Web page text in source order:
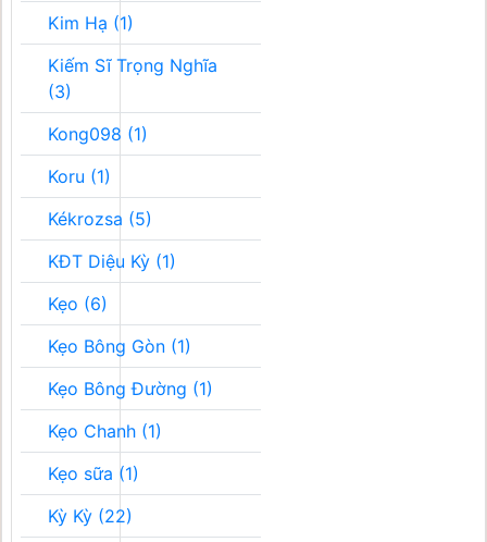
Kim Hạ (1)
Kiếm Sĩ Trọng Nghĩa
(3)
Kong098 (1)
Koru (1)
Kékrozsa (5)
KĐT Diệu Kỳ (1)
Kẹo (6)
Kẹo Bông Gòn (1)
Kẹo Bông Đường (1)
Kẹo Chanh (1)
Kẹo sữa (1)
Kỳ Kỳ (22)